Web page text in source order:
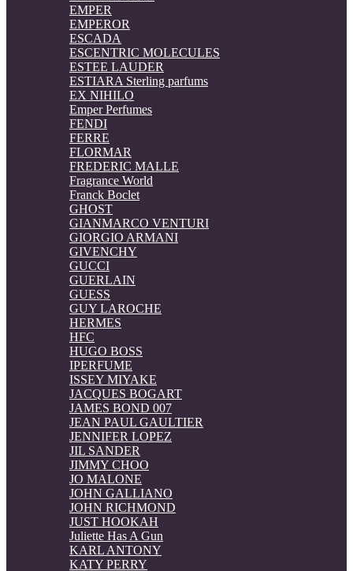
EMPER
EMPEROR
ESCADA
ESCENTRIC MOLECULES
ESTEE LAUDER
ESTIARA Sterling parfums
EX NIHILO
Emper Perfumes
FENDI
FERRE
FLORMAR
FREDERIC MALLE
Fragrance World
Franck Boclet
GHOST
GIANMARCO VENTURI
GIORGIO ARMANI
GIVENCHY
GUCCI
GUERLAIN
GUESS
GUY LAROCHE
HERMES
HFC
HUGO BOSS
IPERFUME
ISSEY MIYAKE
JACQUES BOGART
JAMES BOND 007
JEAN PAUL GAULTIER
JENNIFER LOPEZ
JIL SANDER
JIMMY CHOO
JO MALONE
JOHN GALLIANO
JOHN RICHMOND
JUST HOOKAH
Juliette Has A Gun
KARL ANTONY
KATY PERRY